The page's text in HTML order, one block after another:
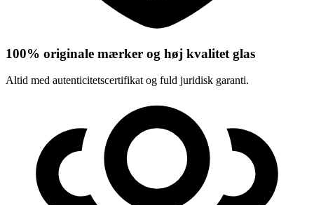
100% originale mærker og høj kvalitet glas
Altid med autenticitetscertifikat og fuld juridisk garanti.